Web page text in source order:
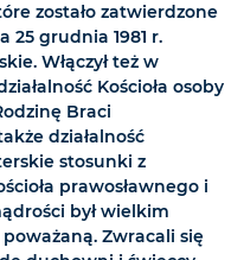
zostało zatwierdzone
25 grudnia 1981 r.
Włączył też w
Kościoła osoby
Braci
działalność
stosunki z
prawosławnego i
był wielkim
Zwracali się